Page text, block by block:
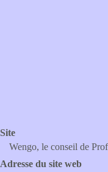
Site
Wengo, le conseil de
Adresse du site web